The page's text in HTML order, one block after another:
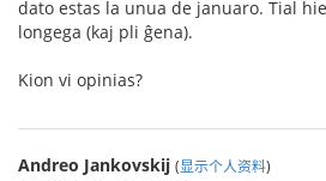
dato estas la unua de januaro. Tial
longega (kaj pli ĝena).
Kion vi opinias?
Andreo Jankovskij (显示个人资料)